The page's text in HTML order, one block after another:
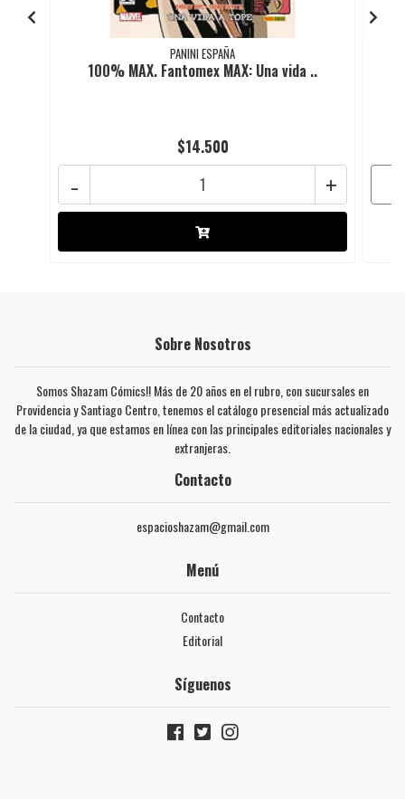
PANINI ESPAÑA
100% MAX. Fantomex MAX: Una vida ..
$14.500
+
-
Sobre Nosotros
Somos Shazam Cómics!! Más de 20 años en el rubro, con sucursales en
Providencia y Santiago Centro, tenemos el catálogo presencial más actualizado
de la ciudad, ya que estamos en línea con las principales editoriales nacionales y
extranjeras.
Contacto
espacioshazam@gmail.com
Menú
Contacto
Editorial
Síguenos